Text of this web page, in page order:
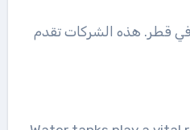
قطر. هذه الشركات تقدم